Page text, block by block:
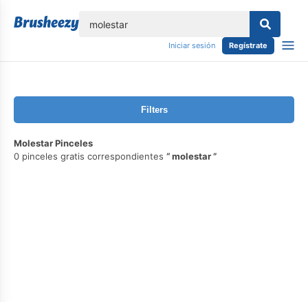
Iniciar sesión Regístrate
Filters
Molestar Pinceles
0 pinceles gratis correspondientes
molestar